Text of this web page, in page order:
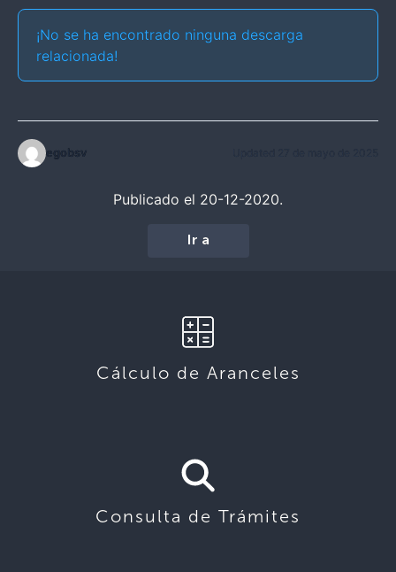
¡No se ha encontrado ninguna descarga
relacionada!
egobsv
Publicado el 20-12-2020.
Ir a
Cálculo de Aranceles
Consulta de Trámites